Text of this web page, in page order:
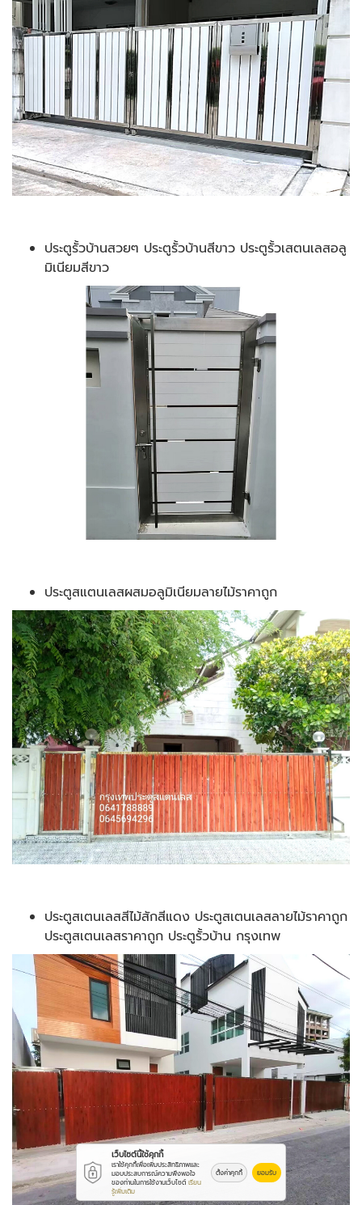
ประตูรั้วบ้านสวยๆ ประตูรั้วบ้านสีขาว ประตูรั้วเสตนเลสอลู
มิเนียมสีขาว
ประตูสแตนเลสผสมอลูมิเนียมลายไม้ราคาถูก
ประตูสเตนเลสสีไม้สักสีแดง ประตูสเตนเลสลายไม้ราคาถูก
ประตูสเตนเลสราคาถูก ประตูรั้วบ้าน กรุงเทพ
เว็บไซต์นี้ใช้คุกกี้
เราใช้คุกกี้เพื่อเพิ่มประสิทธิภาพและ
มอบประสบการณ์ความพึงพอใจ
ของท่านในการใช้งานเว็บไซต์ เรียน
รู้เพิ่มเติม
ตั้งค่าคุกกี้ ยอมรับ